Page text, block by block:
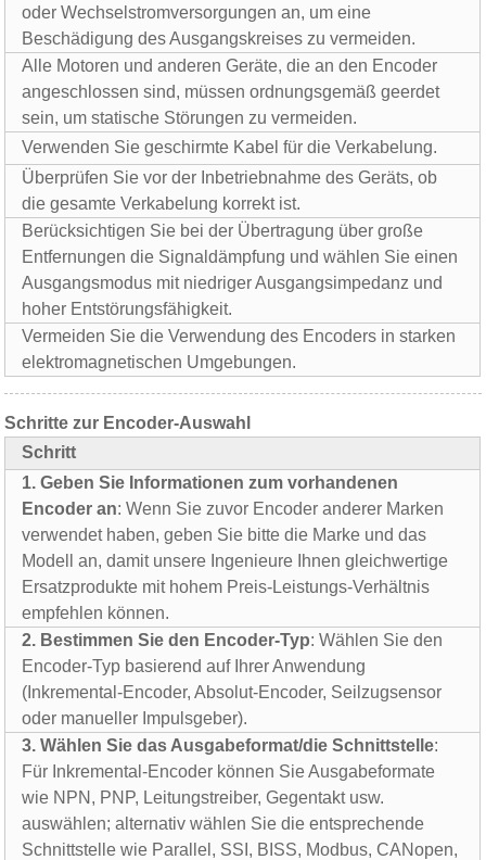
oder Wechselstromversorgungen an, um eine
Beschädigung des Ausgangskreises zu vermeiden.
Alle Motoren und anderen Geräte, die an den Encoder
angeschlossen sind, müssen ordnungsgemäß geerdet
sein, um statische Störungen zu vermeiden.
Verwenden Sie geschirmte Kabel für die Verkabelung.
Überprüfen Sie vor der Inbetriebnahme des Geräts, ob
die gesamte Verkabelung korrekt ist.
Berücksichtigen Sie bei der Übertragung über große
Entfernungen die Signaldämpfung und wählen Sie einen
Ausgangsmodus mit niedriger Ausgangsimpedanz und
hoher Entstörungsfähigkeit.
Vermeiden Sie die Verwendung des Encoders in starken
elektromagnetischen Umgebungen.
Schritte zur Encoder-Auswahl
Schritt
1. Geben Sie Informationen zum vorhandenen
Encoder an: Wenn Sie zuvor Encoder anderer Marken
verwendet haben, geben Sie bitte die Marke und das
Modell an, damit unsere Ingenieure Ihnen gleichwertige
Ersatzprodukte mit hohem Preis-Leistungs-Verhältnis
empfehlen können.
2. Bestimmen Sie den Encoder-Typ: Wählen Sie den
Encoder-Typ basierend auf Ihrer Anwendung
(Inkremental-Encoder, Absolut-Encoder, Seilzugsensor
oder manueller Impulsgeber).
3. Wählen Sie das Ausgabeformat/die Schnittstelle:
Für Inkremental-Encoder können Sie Ausgabeformate
wie NPN, PNP, Leitungstreiber, Gegentakt usw.
auswählen; alternativ wählen Sie die entsprechende
Schnittstelle wie Parallel, SSI, BISS, Modbus, CANopen,